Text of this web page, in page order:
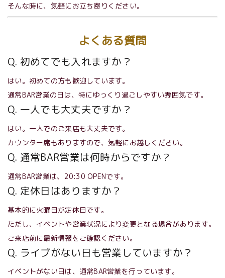
そんな時に、気軽にお立ち寄りください。
よくある質問
Q. 初めてでも入れますか？
はい。初めての方も歓迎しています。
通常BAR営業の日は、特にゆっくり過ごしやすい雰囲気です。
Q. 一人でも大丈夫ですか？
はい。一人でのご来店も大丈夫です。
カウンター席もありますので、気軽にお越しください。
Q. 通常BAR営業は何時からですか？
通常BAR営業は、20:30 OPENです。
Q. 定休日はありますか？
基本的に火曜日が定休日です。
ただし、イベントや営業状況により変更となる場合があります。
ご来店前に最新情報をご確認ください。
Q. ライブがない日も営業していますか？
イベントがない日は、通常BAR営業を行っています。